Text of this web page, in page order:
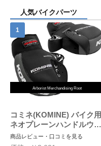
人気バイクパーツ
Arborist Merchandising Root
コミネ(KOMINE) バイク用
ネオプレーンハンドルウォ
ーマー/ハンドルカバー ブ
ラック/グレー フリー AK-
商品レビュー・口コミを見る